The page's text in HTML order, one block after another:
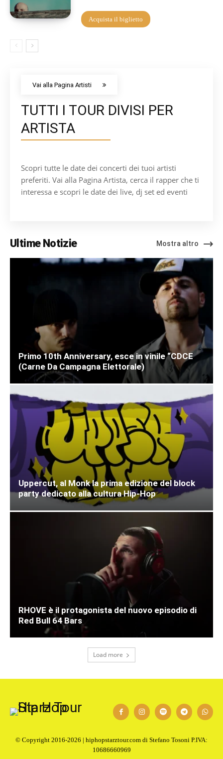
Acquista il biglietto
Vai alla Pagina Artisti
TUTTI I TOUR DIVISI PER
ARTISTA
Scopri tutte le date dei concerti dei tuoi artisti
preferiti. Vai alla Pagina Artista, cerca il rapper che ti
interessa e scopri le date dei live, dj set ed eventi
Ultime Notizie Mostra altro
Primo 10th Anniversary, esce in vinile “CDCE
(Carne Da Campagna Elettorale)
Uppercut, al Monk la prima edizione del block
party dedicato alla cultura Hip-Hop
RHOVE è il protagonista del nuovo episodio di
Red Bull 64 Bars
Load more
© Copyright 2016-2026 | hiphopstarztour.com di Stefano Tosoni P.IVA:
10686660969